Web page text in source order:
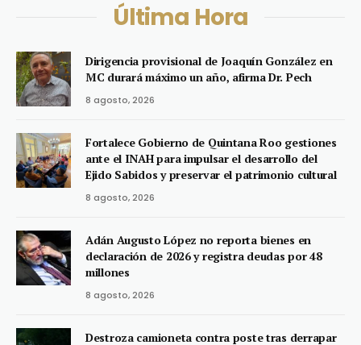
Última Hora
Dirigencia provisional de Joaquín González en
MC durará máximo un año, afirma Dr. Pech
8 agosto, 2026
Fortalece Gobierno de Quintana Roo gestiones
ante el INAH para impulsar el desarrollo del
Ejido Sabidos y preservar el patrimonio cultural
8 agosto, 2026
Adán Augusto López no reporta bienes en
declaración de 2026 y registra deudas por 48
millones
8 agosto, 2026
Destroza camioneta contra poste tras derrapar